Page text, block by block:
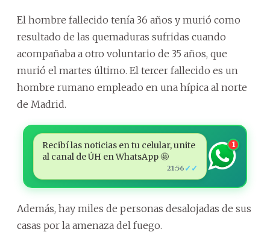
El hombre fallecido tenía 36 años y murió como
resultado de las quemaduras sufridas cuando
acompañaba a otro voluntario de 35 años, que
murió el martes último. El tercer fallecido es un
hombre rumano empleado en una hípica al norte
de Madrid.
Recibí las noticias en tu celular, unite
al canal de ÚH en WhatsApp 🤩
21:56 ✓✓
1
Además, hay miles de personas desalojadas de sus
casas por la amenaza del fuego.